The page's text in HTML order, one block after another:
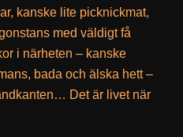
kanske lite picknickmat,
med väldigt få
i närheten – kanske
bada och älska hett –
Det är livet när